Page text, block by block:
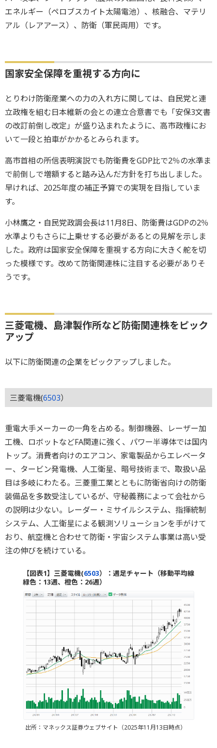
エネルギー（ペロブスカイト太陽電池）、核融合、マテリ
アル（レアアース）、防衛（軍民両用）です。
国家安全保障を重視する方向に
とりわけ防衛産業への力の入れ方に関しては、自民党と連
立政権を組む日本維新の会との連立合意書でも「安保3文書
の改訂前倒し改定」が盛り込まれたように、高市政権にお
いて一段と拍車がかかるとみられます。
高市首相の所信表明演説でも防衛費をGDP比で2％の水準ま
で前倒しで増額すると踏み込んだ方針を打ち出しました。
早ければ、2025年度の補正予算での実現を目指していま
す。
小林鷹之・自民党政調会長は11月8日、防衛費はGDPの2％
水準よりもさらに上乗せする必要があるとの見解を示しま
した。政府は国家安全保障を重視する方向に大きく舵を切
った模様です。改めて防衛関連株に注目する必要がありそ
うです。
三菱電機、島津製作所など防衛関連株をピック
アップ
以下に防衛関連の企業をピックアップしました。
三菱電機(6503）
重電大手メーカーの一角を占める。制御機器、レーザー加
工機、ロボットなどFA関連に強く、パワー半導体では国内
トップ。消費者向けのエアコン、家電製品からエレベータ
ー、タービン発電機、人工衛星、暗号技術まで、取扱い品
目は多岐にわたる。三菱重工業とともに防衛省向けの防衛
装備品を多数受注しているが、守秘義務によって会社から
の説明は少ない。レーダー・ミサイルシステム、指揮統制
システム、人工衛星による観測ソリューションを手がけて
おり、航空機と合わせて防衛・宇宙システム事業は高い受
注の伸びを続けている。
【図表1】三菱電機(6503）：週足チャート（移動平均線
緑色：13週、橙色：26週）
出所：マネックス証券ウェブサイト（2025年11月13日時点）